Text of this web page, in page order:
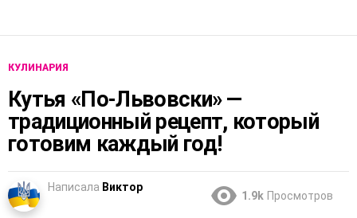
КУЛИНАРИЯ
Кутья «По-Львовски» —
традиционный рецепт, который
готовим каждый год!
Написала Виктор
1.9k Просмотров